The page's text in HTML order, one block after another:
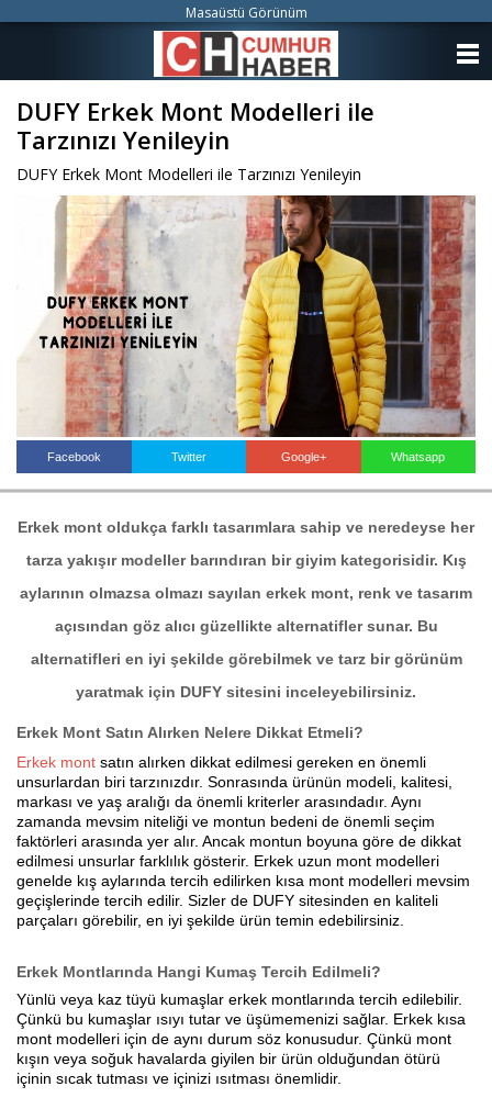
DUFY Erkek Mont Modelleri ile
Tarzınızı Yenileyin
DUFY Erkek Mont Modelleri ile Tarzınızı Yenileyin
Facebook Twitter Google+ Whatsapp
Erkek mont oldukça farklı tasarımlara sahip ve neredeyse her
tarza yakışır modeller barındıran bir giyim kategorisidir. Kış
aylarının olmazsa olmazı sayılan erkek mont, renk ve tasarım
açısından göz alıcı güzellikte alternatifler sunar. Bu
alternatifleri en iyi şekilde görebilmek ve tarz bir görünüm
yaratmak için DUFY sitesini inceleyebilirsiniz.
Erkek Mont Satın Alırken Nelere Dikkat Etmeli?
Erkek mont satın alırken dikkat edilmesi gereken en önemli
unsurlardan biri tarzınızdır. Sonrasında ürünün modeli, kalitesi,
markası ve yaş aralığı da önemli kriterler arasındadır. Aynı
zamanda mevsim niteliği ve montun bedeni de önemli seçim
faktörleri arasında yer alır. Ancak montun boyuna göre de dikkat
edilmesi unsurlar farklılık gösterir. Erkek uzun mont modelleri
genelde kış aylarında tercih edilirken kısa mont modelleri mevsim
geçişlerinde tercih edilir. Sizler de DUFY sitesinden en kaliteli
parçaları görebilir, en iyi şekilde ürün temin edebilirsiniz.
Erkek Montlarında Hangi Kumaş Tercih Edilmeli?
Yünlü veya kaz tüyü kumaşlar erkek montlarında tercih edilebilir.
Çünkü bu kumaşlar ısıyı tutar ve üşümemenizi sağlar. Erkek kısa
mont modelleri için de aynı durum söz konusudur. Çünkü mont
kışın veya soğuk havalarda giyilen bir ürün olduğundan ötürü
içinin sıcak tutması ve içinizi ısıtması önemlidir.
Masaüstü Görünüm
KATEGORİLER
ANKETLER
FOTO GALERİ
VİDEO GALERİ
KÜNYE
İLETİŞİM
Haberin Doğru Adresi.